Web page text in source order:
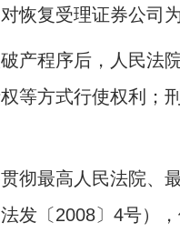
恢复受理证券公司
程序后，人民法院
等方式行使权利；
最高人民法院、最
发〔 2008〕 4号）